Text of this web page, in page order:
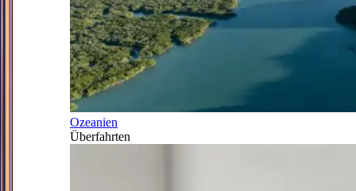
Ozeanien
Überfahrten